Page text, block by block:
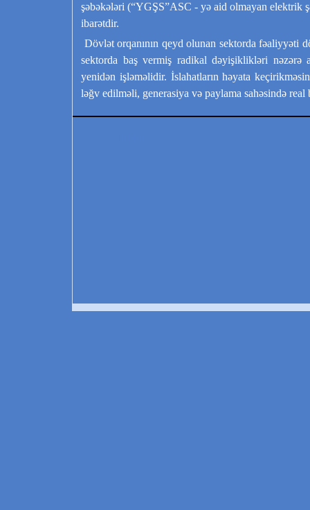
şəbəkələri (“YGŞS”ASC - yə aid olmayan elektrik
ibarətdir.
Dövlət orqanının qeyd olunan sektorda
sektorda baş vermiş radikal dəyişiklikləri
yenidən işləməlidir. İslahatların həyata
ləğv edilməli, generasiya və paylama sahəsində real